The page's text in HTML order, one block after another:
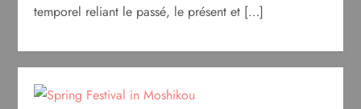
temporel reliant le passé, le présent et […]